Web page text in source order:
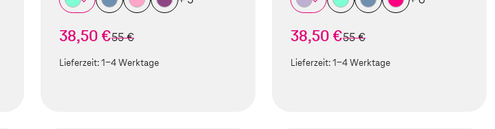
38,50 €statt
55 €
Lieferzeit:1-4 Werktage
38,50 €statt
55 €
Lieferzeit:1-4 Werktage